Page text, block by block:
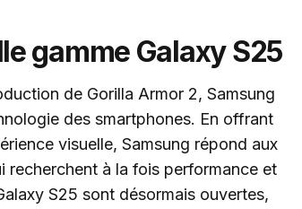
gamme Galaxy S25
de Gorilla Armor 2, Samsung
des smartphones. En offrant
visuelle, Samsung répond aux
recherchent à la fois performance et
S25 sont désormais ouvertes,